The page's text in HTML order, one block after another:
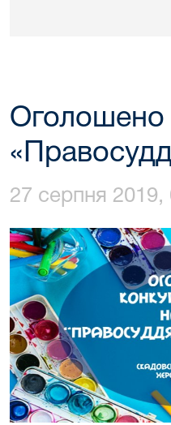
Оголошено
27 серпня 2019,